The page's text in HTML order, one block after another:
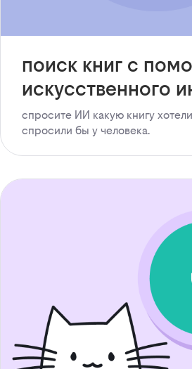
поиск книг с
искусственного
спросите ИИ какую книгу
спросили бы у человека.